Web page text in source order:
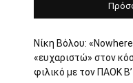
Νίκη Βόλου:
«ευχαριστώ» στον
φιλικό με τον ΠΑΟΚ Β’